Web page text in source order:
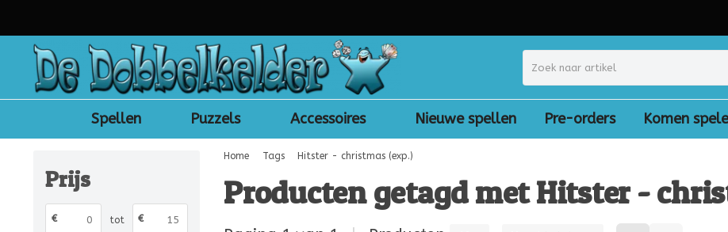
Spellen Puzzels Accessoires Nieuwe spellen Pre-orders Komen
Prijs
€ tot €
Home Tags Hitster - christmas (exp.)
Producten getagd met Hitster -